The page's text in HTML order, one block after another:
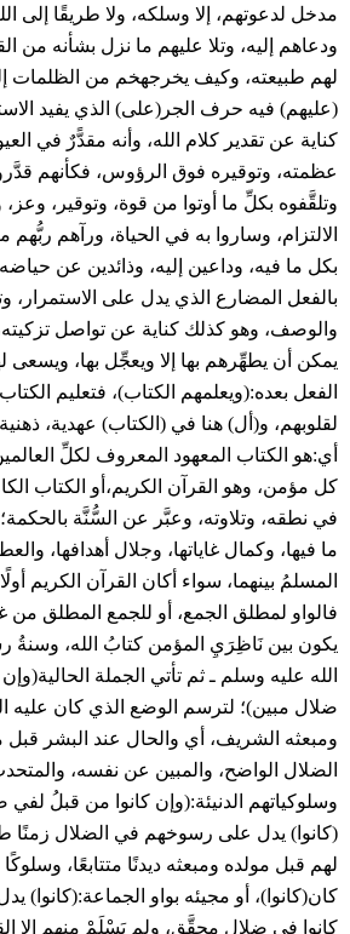
مدخل لدعوتهم، إلا وسلكه، ولا طريقًا إلى
ودعاهم إليه، وتلا عليهم ما نزل بشأنه من
لهم طبيعته، وكيف يخرجهخم من الظلمات
(عليهم) فيه حرف الجر(على) الذي يفيد
كناية عن تقدير كلام الله، وأنه مقدًّرٌ في
عظمته، وتوقيره فوق الرؤوس، فكأنهم
وتلقَّفوه بكلِّ ما أوتوا من قوة، وتوقير، وعز،
الالتزام، وساروا به في الحياة، ورآهم
بكل ما فيه، وداعين إليه، وذائدين عن
بالفعل المضارع الذي يدل على الاستمرار،
والوصف، وهو كذلك كناية عن تواصل
يمكن أن يطهِّرهم بها إلا ويعجِّل بها، ويسعى
الفعل بعده:(ويعلمهم الكتاب)، فتعليم
لقلوبهم، و(أل) هنا في (الكتاب) عهدية،
أي:هو الكتاب المعهود المعروف لكلِّ
كل مؤمن، وهو القرآن الكريم،أو الكتاب
في نطقه، وتلاوته، وعبَّر عن السُّنَّة
ما فيها، وكمال غاياتها، وجلال أهدافها،
المسلمُ بينهما، سواء أكان القرآن الكريم
فالواو لمطلق الجمع، أو للجمع المطلق من
يكون بين نَاظِرَيِ المؤمن كتابُ الله، وسنةُ
الله عليه وسلم ـ ثم تأتي الجملة
ضلال مبين)؛ لترسم الوضع الذي كان عليه
ومبعثه الشريف، أي والحال عند البشر
الضلال الواضح، والمبين عن نفسه،
وسلوكياتهم الدنيئة:(وإن كانوا من قبلُ
(كانوا) يدل على رسوخهم في الضلال زمنًا
لهم قبل مولده ومبعثه ديدنًا متتابعًا،
كان(كانوا)، أو مجيئه بواو
كانوا في ضلال محقَّق، ولم يَسْلَمْ منهم إلا